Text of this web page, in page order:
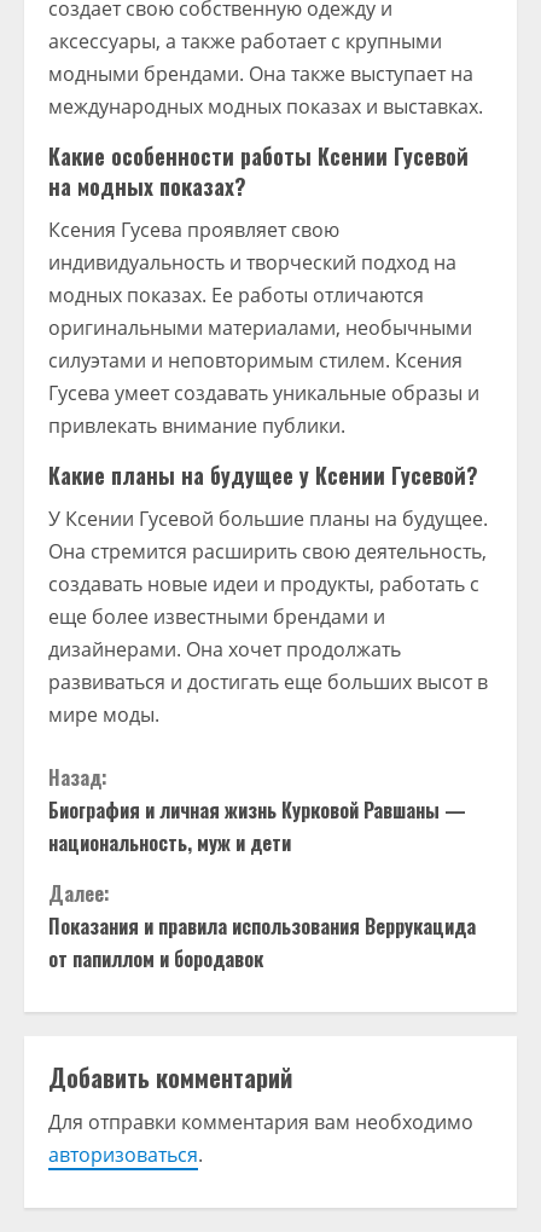
создает свою собственную одежду и
аксессуары, а также работает с крупными
модными брендами. Она также выступает на
международных модных показах и выставках.
Какие особенности работы Ксении Гусевой
на модных показах?
Ксения Гусева проявляет свою
индивидуальность и творческий подход на
модных показах. Ее работы отличаются
оригинальными материалами, необычными
силуэтами и неповторимым стилем. Ксения
Гусева умеет создавать уникальные образы и
привлекать внимание публики.
Какие планы на будущее у Ксении Гусевой?
У Ксении Гусевой большие планы на будущее.
Она стремится расширить свою деятельность,
создавать новые идеи и продукты, работать с
еще более известными брендами и
дизайнерами. Она хочет продолжать
развиваться и достигать еще больших высот в
мире моды.
П
р
о
д
ж
и
Назад:
Биография и личная жизнь Курковой Равшаны —
национальность, муж и дети
Далее:
Показания и правила использования Веррукацида
от папиллом и бородавок
Добавить комментарий
Для отправки комментария вам необходимо
авторизоваться.